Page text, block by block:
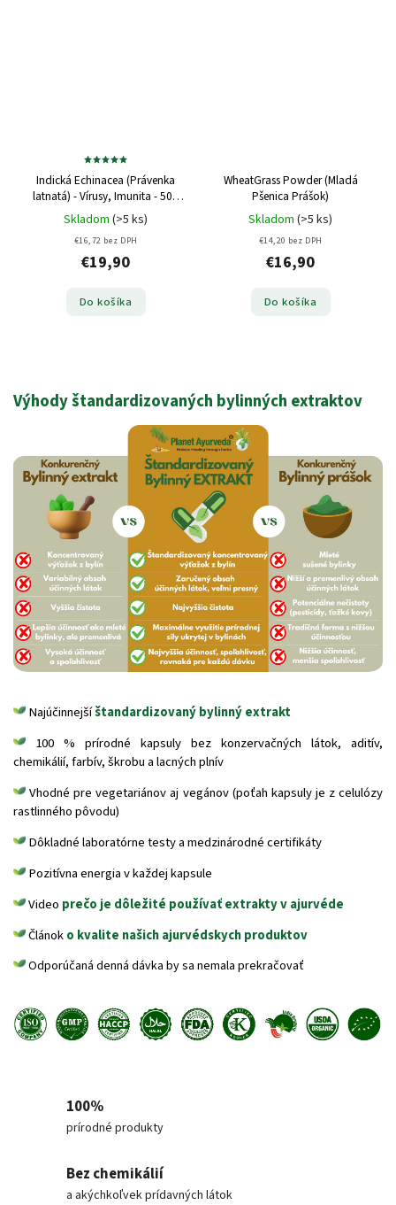
Indická Echinacea (Právenka
latnatá) - Vírusy, Imunita - 500
mg, 60 kapsúl
Skladom (>5 ks)
€16,72 bez DPH
€19,90
Do košíka
WheatGrass Powder (Mladá
Pšenica Prášok)
Skladom (>5 ks)
€14,20 bez DPH
€16,90
Do košíka
Výhody štandardizovaných bylinných extraktov
Najúčinnejšíštandardizovaný bylinný extrakt
100 % prírodné kapsuly bez konzervačných látok, aditív,
chemikálií, farbív, škrobu a lacných plnív
Vhodné pre vegetariánov aj vegánov (poťah kapsuly je z celulózy
rastlinného pôvodu)
Dôkladné laboratórne testy a medzinárodné certifikáty
Pozitívna energia v každej kapsule
Video prečo je dôležité používať extrakty v ajurvéde
Článoko kvalite našich ajurvédskych produktov
Odporúčaná denná dávka by sa nemala prekračovať
100%
prírodné produkty
Bez chemikálií
a akýchkoľvek prídavných látok